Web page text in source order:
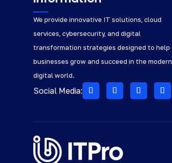
We provide innovative IT solutions, cloud
services, cybersecurity, and digital
transformation strategies designed to help
businesses grow and succeed in the modern
digital world.
Social Media: